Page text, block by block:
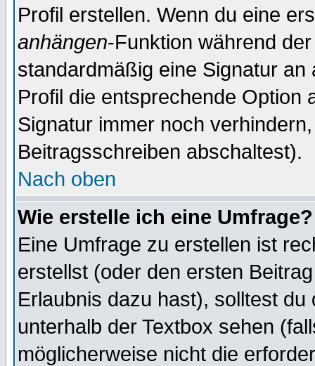
Profil erstellen. Wenn du eine
anhängen-Funktion während
standardmäßig eine Signatur
Profil die entsprechende Option
Signatur immer noch
Beitragsschreiben abschaltest).
Nach oben
Wie erstelle ich eine Umfrage?
Eine Umfrage zu erstellen ist
erstellst (oder den ersten
Erlaubnis dazu hast), solltest
unterhalb der Textbox sehen
möglicherweise nicht die